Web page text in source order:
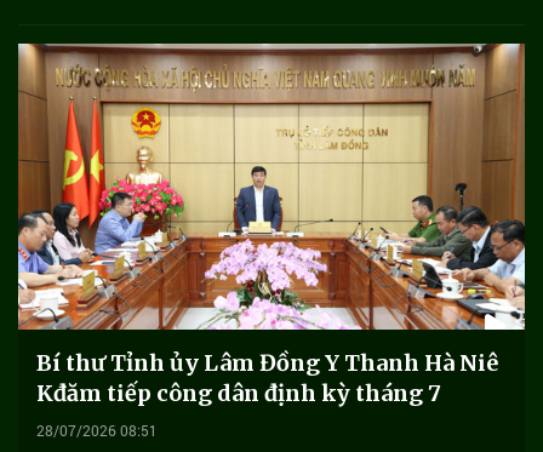
Bí thư Tỉnh ủy Lâm Đồng Y Thanh Hà Niê
Kđăm tiếp công dân định kỳ tháng 7
28/07/2026 08:51